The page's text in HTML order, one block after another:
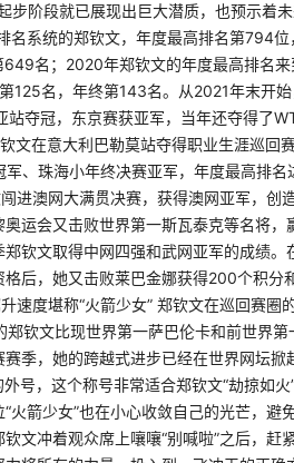
步阶段就已展现出巨大潜质，也预示着
名系统的郑钦文，年度最高排名第794
名；2020年郑钦文的年度最高排名
125名，年终第143名。从2021年末开始
夺冠，东京赛获亚军，当年还夺得了
文在意大利巴勒莫站夺得职业生涯巡回
、珠海小年终决赛亚军，年度最高排
进澳网大满贯决赛，获得澳网亚军，创
运会又击败世界第一斯瓦泰克等名将
钦文取得中网四强和武网亚军的成绩。
后，她又击败莱巴金娜获得200个积分
速度堪称“火箭少女” 郑钦文在巡回赛圈
钦文比现世界第一萨巴伦卡和前世界
季，她的跨越式进步已经在世界网坛掀
号，这个称号非常适合郑钦文“劫掠如
箭少女”也在小心收敛自己的光芒，避
文冲着观众席上嚷嚷“别喊啦”之后，赶